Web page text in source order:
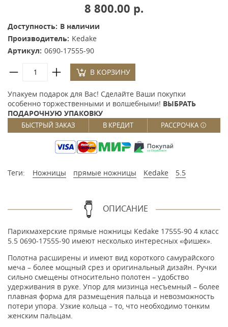
8 800.00 р.
Доступность: В наличии
Производитель: Kedake
Артикул: 0690-17555-90
В КОРЗИНУ
Упакуем подарок для Вас! Сделайте Ваши покупки
особенно торжественными и волшебными! ВЫБРАТЬ
ПОДАРОЧНУЮ УПАКОВКУ
БЫСТРЫЙ ЗАКАЗ В КРЕДИТ РАССРОЧКА
Теги: Ножницы прямые ножницы Kedake 5.5
ОПИСАНИЕ
Парикмахерские прямые ножницы Kedake 17555-90 4 класс
5.5 0690-17555-90 имеют несколько интересных «фишек».
Полотна расширены и имеют вид короткого самурайского
меча – более мощный срез и оригинальный дизайн. Ручки
сильно смещены относительно полотен – удобство
удерживания в руке. Упор для мизинца несъемный – более
плавная форма для размещения пальца и невозможность
потери упора. Узкие кольца – то, что необходимо тонким
женским пальцам.